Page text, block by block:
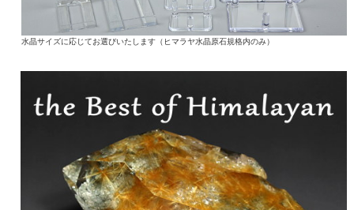
水晶サイズに応じてお選びいたします（ヒマラヤ水晶原石規格内のみ）